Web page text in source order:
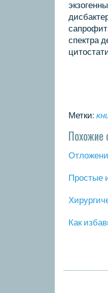
спектра
Метки:
Похожие
Прοстые
Как